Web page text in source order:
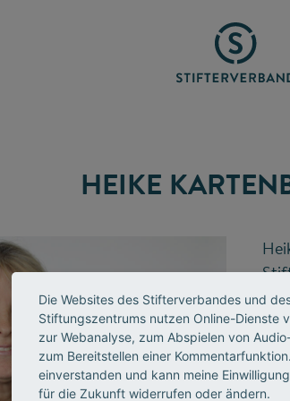
HEIKE
T
E-
Die Websites des Stifterverbandes und
Stiftungszentrums nutzen Online-Dienste
zur Webanalyse, zum Abspielen von
zum Bereitstellen einer
einverstanden und kann meine
für die Zukunft widerrufen oder ändern.